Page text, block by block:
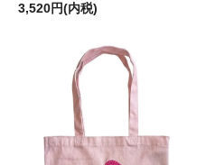
3,520円(内税)